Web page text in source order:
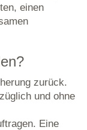
einen
zurück.
und ohne
Eine